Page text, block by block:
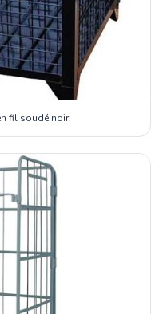
fil soudé noir.